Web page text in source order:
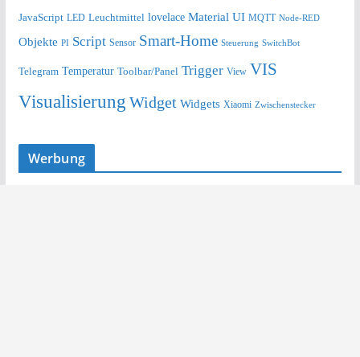
JavaScript LED Leuchtmittel lovelace Material UI MQTT Node-RED
Objekte PI Script Sensor Smart-Home Steuerung SwitchBot
Telegram Temperatur Toolbar/Panel Trigger View VIS
Visualisierung Widget Widgets Xiaomi Zwischenstecker
Werbung